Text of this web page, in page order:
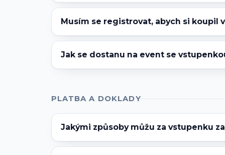
Musím se registrovat, abych si koupil
Jak se dostanu na event se
PLATBA A DOKLADY
Jakými způsoby můžu za vstupenku